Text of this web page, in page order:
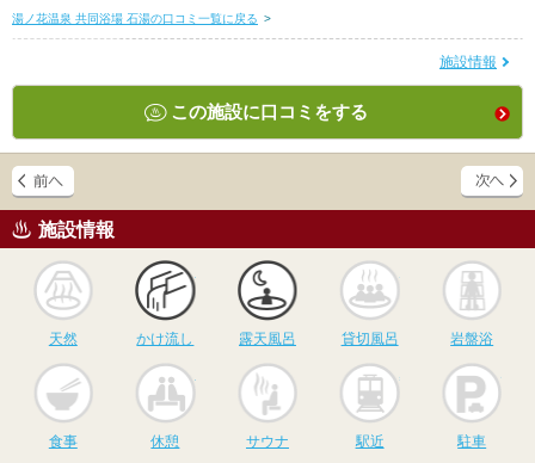
湯ノ花温泉 共同浴場 石湯の口コミ一覧に戻る >
施設情報
この施設に口コミをする
施設情報
天然
かけ流し
かけ流し
露天風呂
露天風呂
貸切風呂
貸切風呂 岩盤浴
食事 休憩
サウナ
サウナ 駅近 駐車